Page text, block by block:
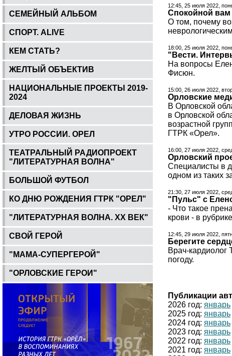
СЕМЕЙНЫЙ АЛЬБОМ
СПОРТ. ALIVE
КЕМ СТАТЬ?
ЖЕЛТЫЙ ОБЪЕКТИВ
НАЦИОНАЛЬНЫЕ ПРОЕКТЫ 2019-
2024
ДЕЛОВАЯ ЖИЗНЬ
УТРО РОССИИ. ОРЕЛ
ТЕАТРАЛЬНЫЙ РАДИОПРОЕКТ
"ЛИТЕРАТУРНАЯ ВОЛНА"
БОЛЬШОЙ ФУТБОЛ
КО ДНЮ РОЖДЕНИЯ ГТРК "ОРЕЛ"
"ЛИТЕРАТУРНАЯ ВОЛНА. ХХ ВЕК"
СВОЙ ГЕРОЙ
"МАМА-СУПЕРГЕРОЙ"
"ОРЛОВСКИЕ ГЕРОИ"
12:45, 25 июля 2022,
Спокойной вам
О том, почему
18:00, 25 июля 2022,
"Вести.
На вопросы
Фисюн.
15:00, 26 июля 2022,
Орловские
В Орловской
в Орловской
возрастной
ГТРК «Орел».
16:00, 27 июля 2022,
Орловский
Специалисты в
одном из таких
21:30, 27 июля 2022,
"Пульс" с
- Что такое
крови - в
12:45, 29 июля 2022,
Берегите
Врач-
погоду.
Публикации
2026 год: январь
2025 год: январь
2024 год: январь
2023 год: январь
2022 год: январь
2021 год: январь